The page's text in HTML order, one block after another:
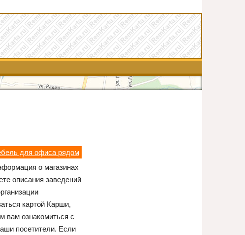
для офиса рядом
о магазинах
описания заведений
картой Карши,
вам ознакомиться с
посетители. Если